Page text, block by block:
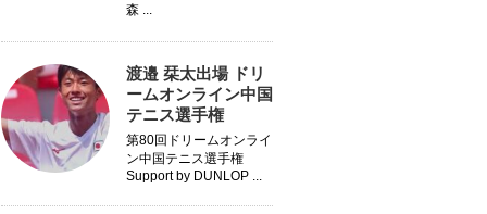
森 ...
渡邉 栞太出場 ドリ
ームオンライン中国
テニス選手権
第80回ドリームオンライ
ン中国テニス選手権
Support by DUNLOP ...